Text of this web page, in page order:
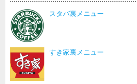
スタバ裏メニュー
すき家裏メニュー